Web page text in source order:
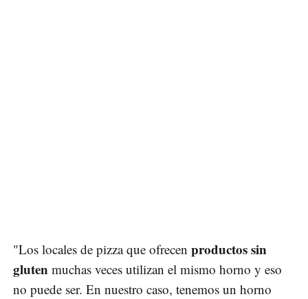
"Los locales de pizza que ofrecen productos sin
gluten muchas veces utilizan el mismo horno y eso
no puede ser. En nuestro caso, tenemos un horno